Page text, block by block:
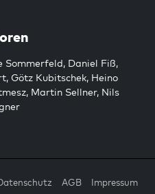
Sommerfeld, Daniel Fiß,
, Götz Kubitschek, Heino
, Martin Sellner, Nils
AGB Impressum